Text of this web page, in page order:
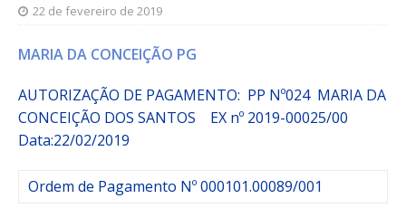
22 de fevereiro de 2019
MARIA DA CONCEIÇÃO PG
AUTORIZAÇÃO DE PAGAMENTO: PP Nº024 MARIA DA
CONCEIÇÃO DOS SANTOS EX nº 2019-00025/00
Data:22/02/2019
Ordem de Pagamento Nº 000101.00089/001